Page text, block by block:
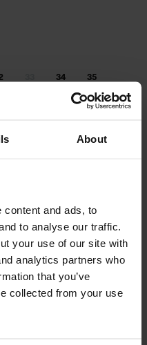
About
content and ads, to
to analyse our traffic.
your use of our site with
analytics partners who
that you’ve
collected from your use
34 35